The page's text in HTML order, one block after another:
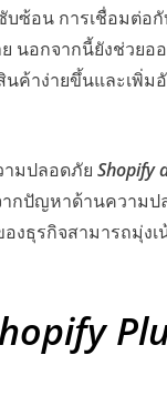
อน การเชื่อมต่อกั
ย นอกจากนี้ยังช่วย
ค้าง่ายขึ้นและเพิ่ม
มปลอดภัย Shopify
กปัญหาด้านความป
ธุรกิจสามารถมุ่ง